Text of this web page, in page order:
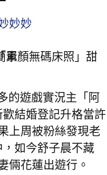
妙妙
的遊戲實況主「阿
結婚登記升格當許
上周被粉絲發現老
如今舒子晨不藏
倆花蓮出遊行。